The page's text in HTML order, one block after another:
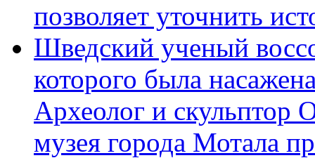
позволяет уточнить
Шведский ученый
которого была
Археолог и скульптор
музея города Мотала